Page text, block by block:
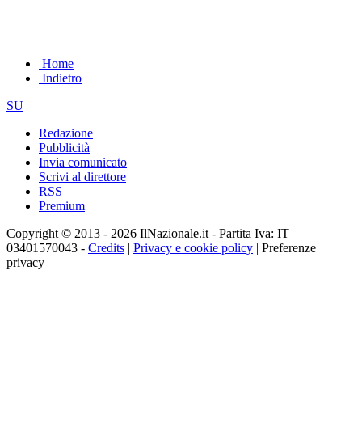
Home
Indietro
SU
Redazione
Pubblicità
Invia comunicato
Scrivi al direttore
RSS
Premium
Copyright © 2013 - 2026 IlNazionale.it - Partita Iva: IT
03401570043 - Credits | Privacy e cookie policy | Preferenze
privacy